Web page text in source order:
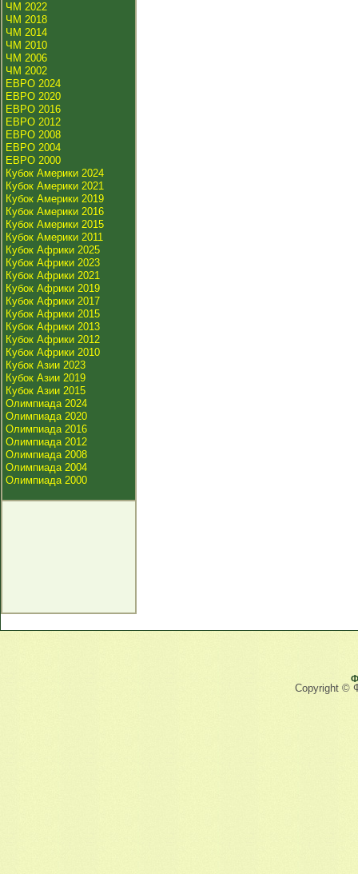
ЧМ 2022
ЧМ 2018
ЧМ 2014
ЧМ 2010
ЧМ 2006
ЧМ 2002
ЕВРО 2024
ЕВРО 2020
ЕВРО 2016
ЕВРО 2012
ЕВРО 2008
ЕВРО 2004
ЕВРО 2000
Кубок Америки 2024
Кубок Америки 2021
Кубок Америки 2019
Кубок Америки 2016
Кубок Америки 2015
Кубок Америки 2011
Кубок Африки 2025
Кубок Африки 2023
Кубок Африки 2021
Кубок Африки 2019
Кубок Африки 2017
Кубок Африки 2015
Кубок Африки 2013
Кубок Африки 2012
Кубок Африки 2010
Кубок Азии 2023
Кубок Азии 2019
Кубок Азии 2015
Олимпиада 2024
Олимпиада 2020
Олимпиада 2016
Олимпиада 2012
Олимпиада 2008
Олимпиада 2004
Олимпиада 2000
Copyright ©